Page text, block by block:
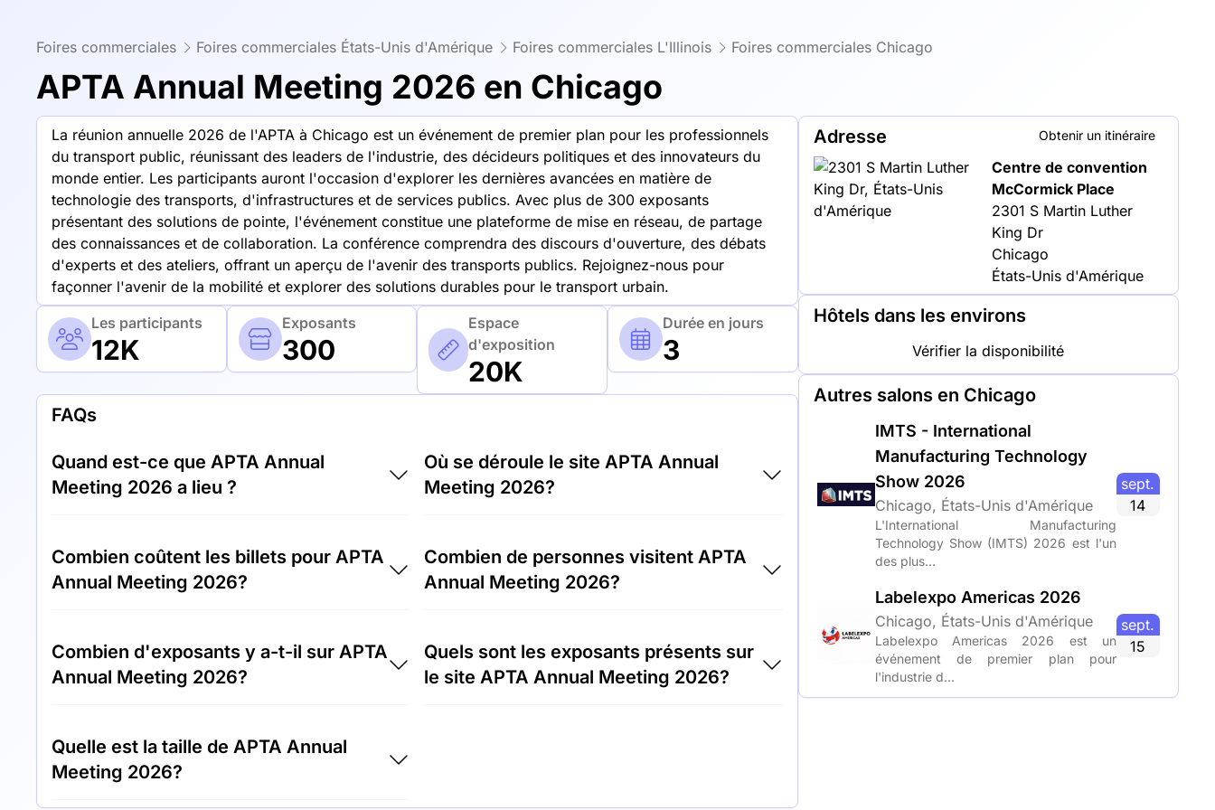
Foires commerciales Foires commerciales États-Unis d'Amérique Foires commerciales L'Illinois Foires commerciales Chicago
APTA Annual Meeting 2026 en Chicago
La réunion annuelle 2026 de l'APTA à Chicago est un événement de premier plan pour les professionnels
du transport public, réunissant des leaders de l'industrie, des décideurs politiques et des innovateurs du
monde entier. Les participants auront l'occasion d'explorer les dernières avancées en matière de
technologie des transports, d'infrastructures et de services publics. Avec plus de 300 exposants
présentant des solutions de pointe, l'événement constitue une plateforme de mise en réseau, de partage
des connaissances et de collaboration. La conférence comprendra des discours d'ouverture, des débats
d'experts et des ateliers, offrant un aperçu de l'avenir des transports publics. Rejoignez-nous pour
façonner l'avenir de la mobilité et explorer des solutions durables pour le transport urbain.
Les participants
12K
Exposants
300
Espace
d'exposition
20K
Durée en jours
3
FAQs
Quand est-ce que APTA Annual
Meeting 2026 a lieu ?
04.10.26 et 07.10.26.
Où se déroule le site APTA Annual
Meeting 2026?
l'adresse Centre de convention McCormick
Place, États-Unis d'Amérique.
Combien coûtent les billets pour APTA
Annual Meeting 2026?
coûtent 750,00 € par visiteur.
Combien de personnes visitent APTA
Annual Meeting 2026?
APTA Annual Meeting 2026.
Combien d'exposants y a-t-il sur APTA
Annual Meeting 2026?
site APTA Annual Meeting 2026.
Quels sont les exposants présents sur
le site APTA Annual Meeting 2026?
Quelle est la taille de APTA Annual
Meeting 2026?
Obtenir un itinéraire
Adresse
Centre de convention
McCormick Place
2301 S Martin Luther
King Dr
Chicago
États-Unis d'Amérique
Hôtels dans les environs
Vérifier la disponibilité
Autres salons en Chicago
IMTS - International
Manufacturing Technology
Show 2026
Chicago, États-Unis d'Amérique
L'International Manufacturing
Technology Show (IMTS) 2026 est l'un
des plus...
sept.
14
Labelexpo Americas 2026
Chicago, États-Unis d'Amérique
Labelexpo Americas 2026 est un
événement de premier plan pour
l'industrie d...
sept.
15